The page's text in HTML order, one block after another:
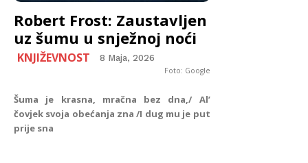
Robert Frost: Zaustavljen
uz šumu u snježnoj noći
KNJIŽEVNOST 8 Maja, 2026
Foto: Google
Šuma je krasna, mračna bez dna,/ Al’
čovjek svoja obećanja zna /I dug mu je put
prije sna